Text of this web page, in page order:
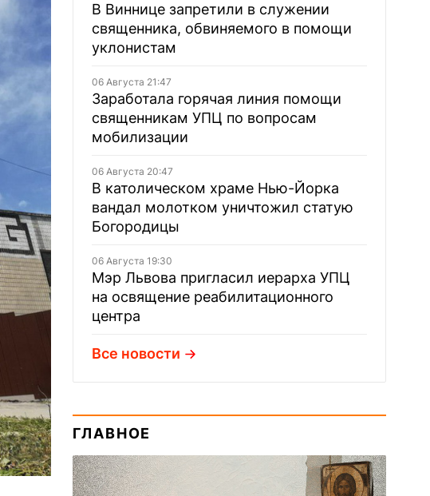
В Виннице запретили в служении
священника, обвиняемого в помощи
уклонистам
06 Августа 21:47
Заработала горячая линия помощи
священникам УПЦ по вопросам
мобилизации
06 Августа 20:47
В католическом храме Нью-Йорка
вандал молотком уничтожил статую
Богородицы
06 Августа 19:30
Мэр Львова пригласил иерарха УПЦ
на освящение реабилитационного
центра
Все новости
ГЛАВНОЕ